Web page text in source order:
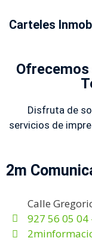
Carteles
Disfruta de
servicios de
2m
Calle
927 56 05 04